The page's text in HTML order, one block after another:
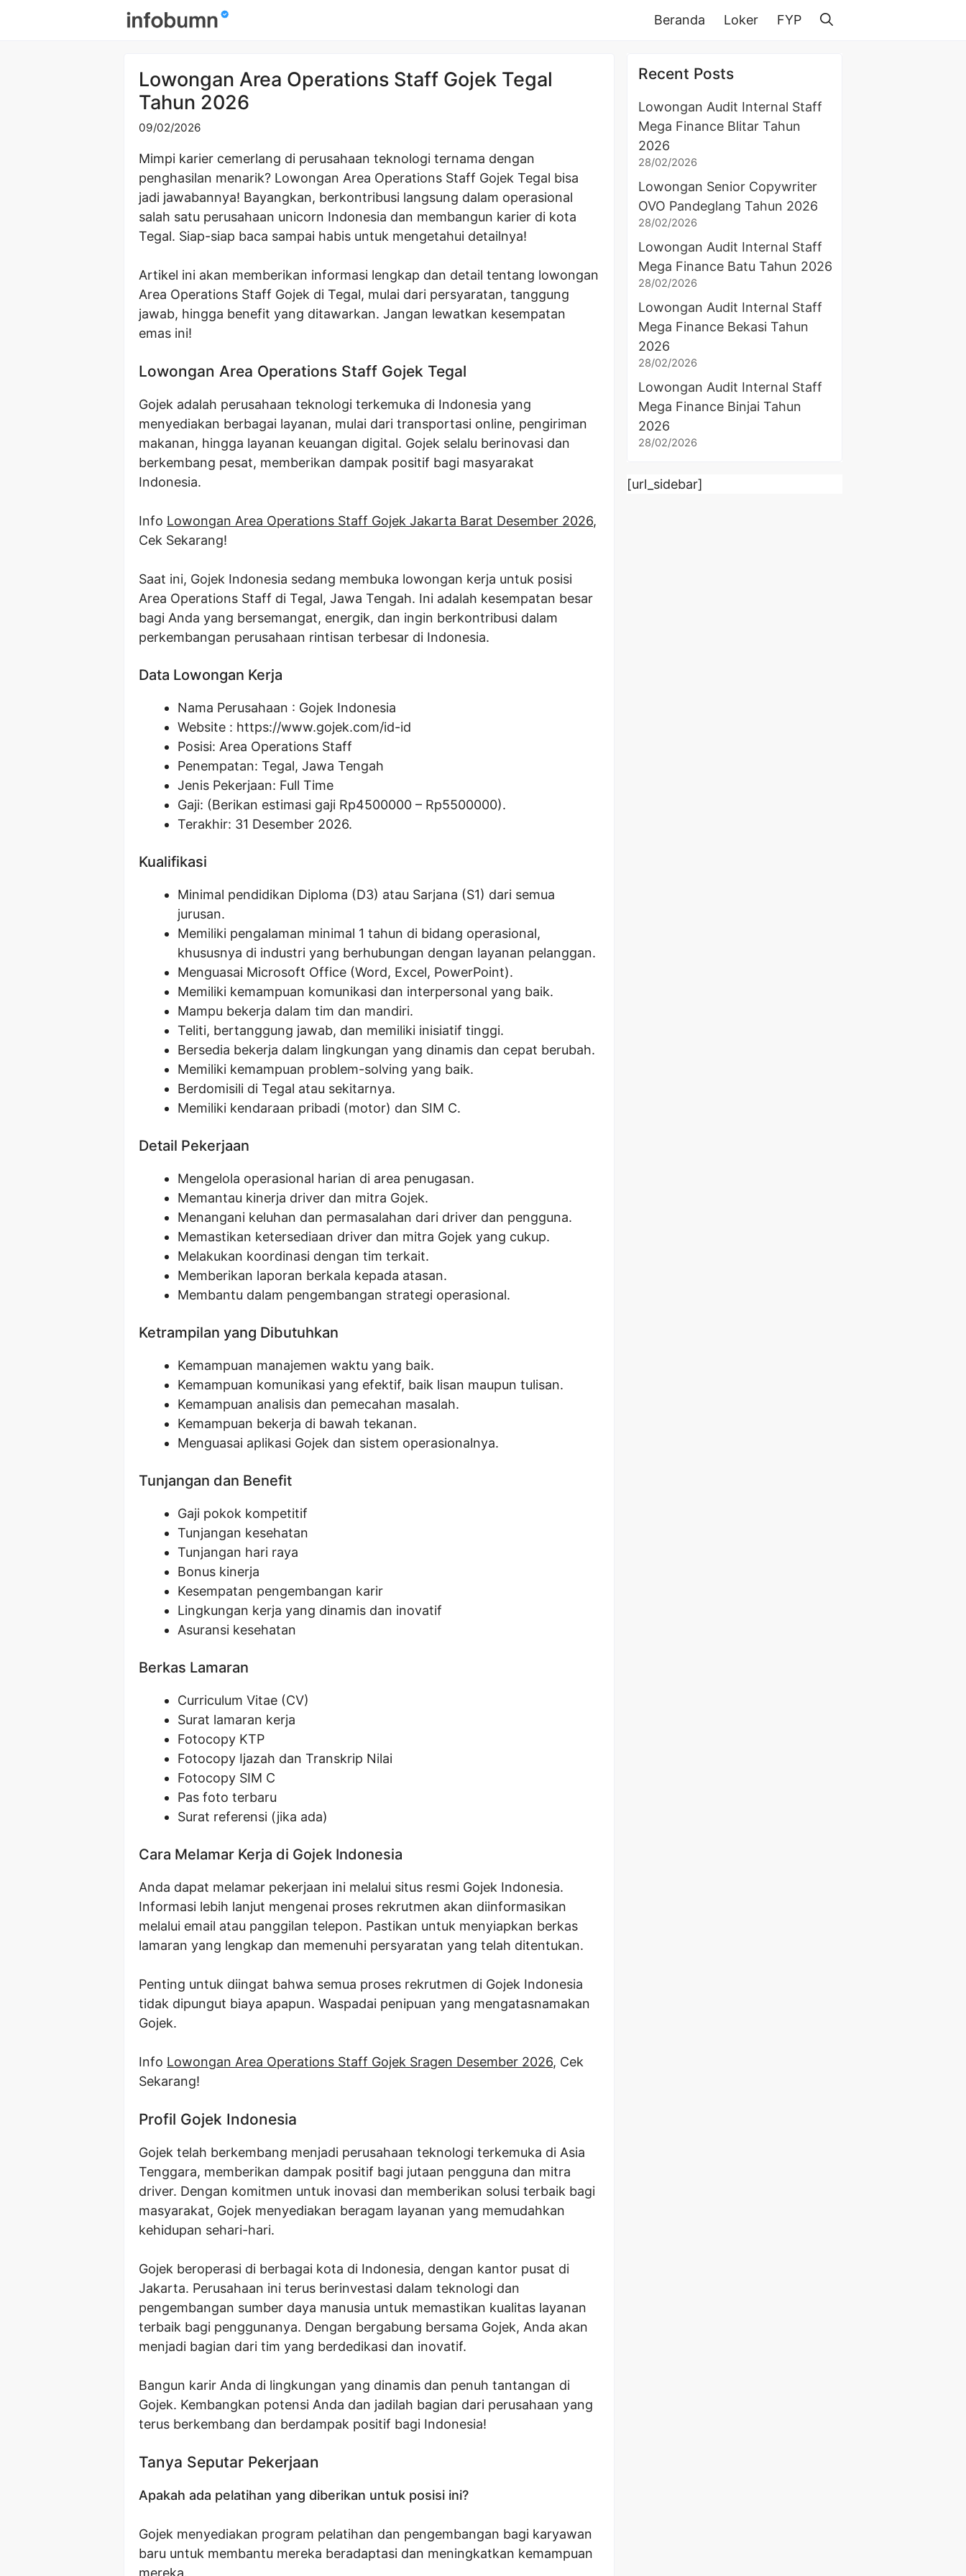
Beranda Loker FYP
Lowongan Area Operations Staff Gojek Tegal
Tahun 2026
09/02/2026
Mimpi karier cemerlang di perusahaan teknologi ternama dengan
penghasilan menarik? Lowongan Area Operations Staff Gojek Tegal bisa
jadi jawabannya! Bayangkan, berkontribusi langsung dalam operasional
salah satu perusahaan unicorn Indonesia dan membangun karier di kota
Tegal. Siap-siap baca sampai habis untuk mengetahui detailnya!
Artikel ini akan memberikan informasi lengkap dan detail tentang lowongan
Area Operations Staff Gojek di Tegal, mulai dari persyaratan, tanggung
jawab, hingga benefit yang ditawarkan. Jangan lewatkan kesempatan
emas ini!
Lowongan Area Operations Staff Gojek Tegal
Gojek adalah perusahaan teknologi terkemuka di Indonesia yang
menyediakan berbagai layanan, mulai dari transportasi online, pengiriman
makanan, hingga layanan keuangan digital. Gojek selalu berinovasi dan
berkembang pesat, memberikan dampak positif bagi masyarakat
Indonesia.
Info Lowongan Area Operations Staff Gojek Jakarta Barat Desember 2026,
Cek Sekarang!
Saat ini, Gojek Indonesia sedang membuka lowongan kerja untuk posisi
Area Operations Staff di Tegal, Jawa Tengah. Ini adalah kesempatan besar
bagi Anda yang bersemangat, energik, dan ingin berkontribusi dalam
perkembangan perusahaan rintisan terbesar di Indonesia.
Data Lowongan Kerja
Nama Perusahaan : Gojek Indonesia
Website : https://www.gojek.com/id-id
Posisi: Area Operations Staff
Penempatan: Tegal, Jawa Tengah
Jenis Pekerjaan: Full Time
Gaji: (Berikan estimasi gaji Rp4500000 – Rp5500000).
Terakhir: 31 Desember 2026.
Kualifikasi
Minimal pendidikan Diploma (D3) atau Sarjana (S1) dari semua
jurusan.
Memiliki pengalaman minimal 1 tahun di bidang operasional,
khususnya di industri yang berhubungan dengan layanan pelanggan.
Menguasai Microsoft Office (Word, Excel, PowerPoint).
Memiliki kemampuan komunikasi dan interpersonal yang baik.
Mampu bekerja dalam tim dan mandiri.
Teliti, bertanggung jawab, dan memiliki inisiatif tinggi.
Bersedia bekerja dalam lingkungan yang dinamis dan cepat berubah.
Memiliki kemampuan problem-solving yang baik.
Berdomisili di Tegal atau sekitarnya.
Memiliki kendaraan pribadi (motor) dan SIM C.
Detail Pekerjaan
Mengelola operasional harian di area penugasan.
Memantau kinerja driver dan mitra Gojek.
Menangani keluhan dan permasalahan dari driver dan pengguna.
Memastikan ketersediaan driver dan mitra Gojek yang cukup.
Melakukan koordinasi dengan tim terkait.
Memberikan laporan berkala kepada atasan.
Membantu dalam pengembangan strategi operasional.
Ketrampilan yang Dibutuhkan
Kemampuan manajemen waktu yang baik.
Kemampuan komunikasi yang efektif, baik lisan maupun tulisan.
Kemampuan analisis dan pemecahan masalah.
Kemampuan bekerja di bawah tekanan.
Menguasai aplikasi Gojek dan sistem operasionalnya.
Tunjangan dan Benefit
Gaji pokok kompetitif
Tunjangan kesehatan
Tunjangan hari raya
Bonus kinerja
Kesempatan pengembangan karir
Lingkungan kerja yang dinamis dan inovatif
Asuransi kesehatan
Berkas Lamaran
Curriculum Vitae (CV)
Surat lamaran kerja
Fotocopy KTP
Fotocopy Ijazah dan Transkrip Nilai
Fotocopy SIM C
Pas foto terbaru
Surat referensi (jika ada)
Cara Melamar Kerja di Gojek Indonesia
Anda dapat melamar pekerjaan ini melalui situs resmi Gojek Indonesia.
Informasi lebih lanjut mengenai proses rekrutmen akan diinformasikan
melalui email atau panggilan telepon. Pastikan untuk menyiapkan berkas
lamaran yang lengkap dan memenuhi persyaratan yang telah ditentukan.
Penting untuk diingat bahwa semua proses rekrutmen di Gojek Indonesia
tidak dipungut biaya apapun. Waspadai penipuan yang mengatasnamakan
Gojek.
Info Lowongan Area Operations Staff Gojek Sragen Desember 2026, Cek
Sekarang!
Profil Gojek Indonesia
Gojek telah berkembang menjadi perusahaan teknologi terkemuka di Asia
Tenggara, memberikan dampak positif bagi jutaan pengguna dan mitra
driver. Dengan komitmen untuk inovasi dan memberikan solusi terbaik bagi
masyarakat, Gojek menyediakan beragam layanan yang memudahkan
kehidupan sehari-hari.
Gojek beroperasi di berbagai kota di Indonesia, dengan kantor pusat di
Jakarta. Perusahaan ini terus berinvestasi dalam teknologi dan
pengembangan sumber daya manusia untuk memastikan kualitas layanan
terbaik bagi penggunanya. Dengan bergabung bersama Gojek, Anda akan
menjadi bagian dari tim yang berdedikasi dan inovatif.
Bangun karir Anda di lingkungan yang dinamis dan penuh tantangan di
Gojek. Kembangkan potensi Anda dan jadilah bagian dari perusahaan yang
terus berkembang dan berdampak positif bagi Indonesia!
Tanya Seputar Pekerjaan
Apakah ada pelatihan yang diberikan untuk posisi ini?
Gojek menyediakan program pelatihan dan pengembangan bagi karyawan
baru untuk membantu mereka beradaptasi dan meningkatkan kemampuan
mereka.
Recent Posts
Lowongan Audit Internal Staff
Mega Finance Blitar Tahun
2026
28/02/2026
Lowongan Senior Copywriter
OVO Pandeglang Tahun 2026
28/02/2026
Lowongan Audit Internal Staff
Mega Finance Batu Tahun 2026
28/02/2026
Lowongan Audit Internal Staff
Mega Finance Bekasi Tahun
2026
28/02/2026
Lowongan Audit Internal Staff
Mega Finance Binjai Tahun
2026
28/02/2026
[url_sidebar]